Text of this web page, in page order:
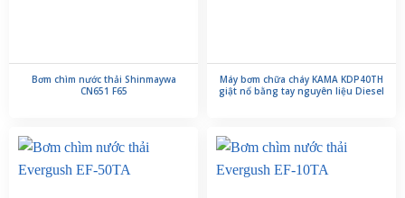
Bơm chìm nước thải Shinmaywa
CN651 F65
Máy bơm chữa cháy KAMA KDP40TH
giật nổ bằng tay nguyên liệu Diesel